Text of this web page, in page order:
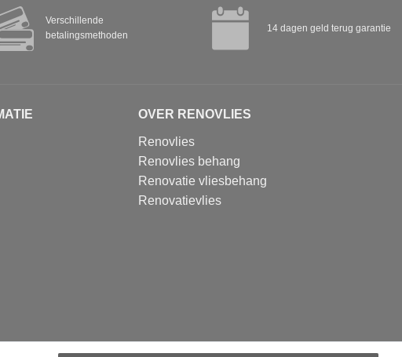
Verschillende
betalingsmethoden
14 dagen geld terug garantie
OVER RENOVLIES
Renovlies
Renovlies behang
Renovatie vliesbehang
Renovatievlies